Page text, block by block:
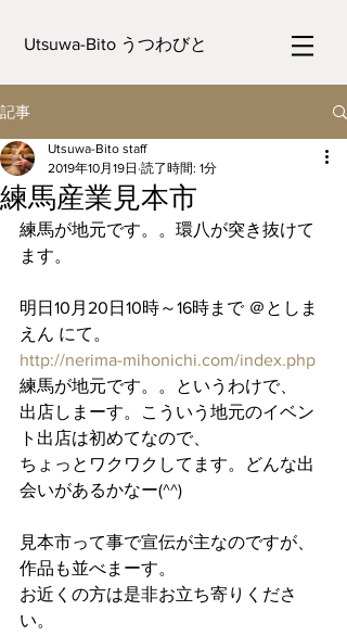
Utsuwa-Bito うつわびと
記事
練馬産業見本市
Utsuwa-Bito staff
2019年10月19日 読了時間: 1分
練馬が地元です。。環八が突き抜けて
ます。
明日10月20日10時～16時まで ＠としま
えん にて。
http://nerima-mihonichi.com/index.php
練馬が地元です。。というわけで、
出店しまーす。こういう地元のイベン
ト出店は初めてなので、
ちょっとワクワクしてます。どんな出
会いがあるかなー(^^)
見本市って事で宣伝が主なのですが、
作品も並べまーす。
お近くの方は是非お立ち寄りくださ
い。